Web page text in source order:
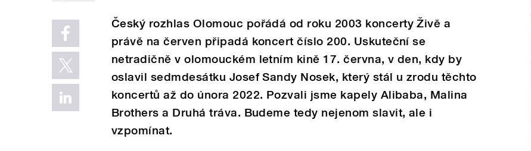
Český rozhlas Olomouc pořádá od roku 2003 koncerty Živě a
právě na červen připadá koncert číslo 200. Uskuteční se
netradičně v olomouckém letním kině 17. června, v den, kdy by
oslavil sedmdesátku Josef Sandy Nosek, který stál u zrodu těchto
koncertů až do února 2022. Pozvali jsme kapely Alibaba, Malina
Brothers a Druhá tráva. Budeme tedy nejenom slavit, ale i
vzpomínat.